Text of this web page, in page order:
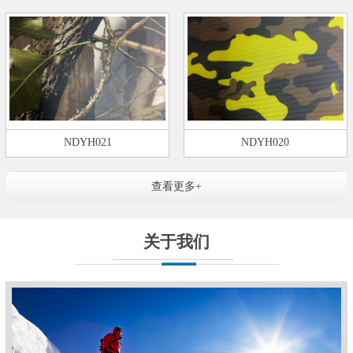
NDYH021 NDYH020
查看更多+
关于我们